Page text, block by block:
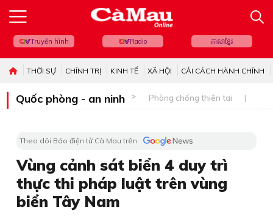
Truyền hình Radio ភាសាខ្មែរ
THỜI SỰ CHÍNH TRỊ KINH TẾ XÃ HỘI CẢI CÁCH HÀNH CHÍNH
Quốc phòng - an ninh Phòng chống thiên tai
Theo dõi Báo điện tử Cà Mau trên
Vùng cảnh sát biển 4 duy trì
thực thi pháp luật trên vùng
biển Tây Nam